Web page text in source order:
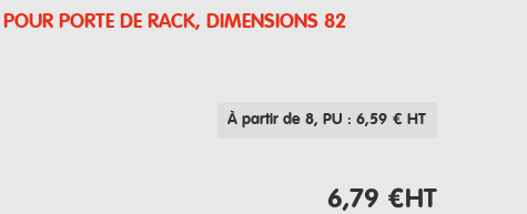
POUR PORTE DE RACK, DIMENSIONS 82
À partir de 8, PU : 6,59 € HT
6,79 €HT